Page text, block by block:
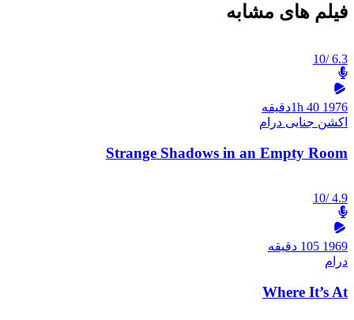
فیلم های مشابه
6.3
/10
1976 1h 40دقیقه
اکشن جنایی درام
Strange Shadows in an Empty Room
4.9
/10
1969 105 دقیقه
درام
Where It’s At